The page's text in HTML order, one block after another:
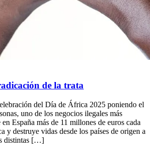
de la trata
del Día de África 2025 poniendo el
uno de los negocios ilegales más
España más de 11 millones de euros cada
y destruye vidas desde los países de origen a
distintas […]